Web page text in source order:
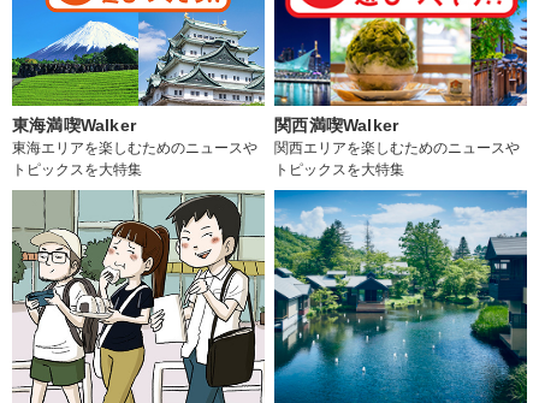
東海満喫Walker
東海エリアを楽しむためのニュースや
トピックスを大特集
関西満喫Walker
関西エリアを楽しむためのニュースや
トピックスを大特集